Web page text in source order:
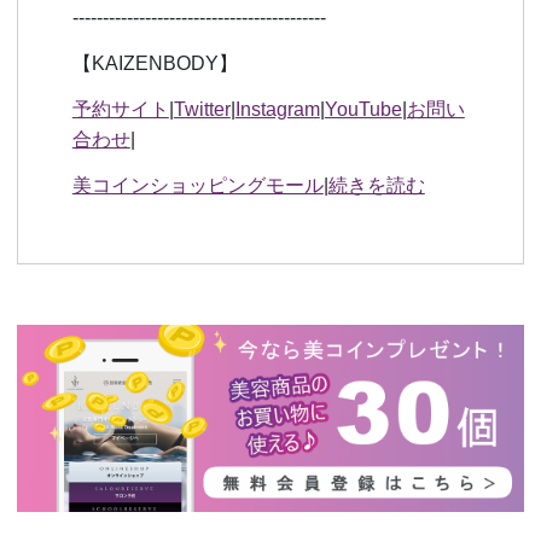
------------------------------------------
【KAIZENBODY】
予約サイト Twitter| Instagram| YouTube| お問い
合わせ|
美コインショッピングモール| 続きを読む